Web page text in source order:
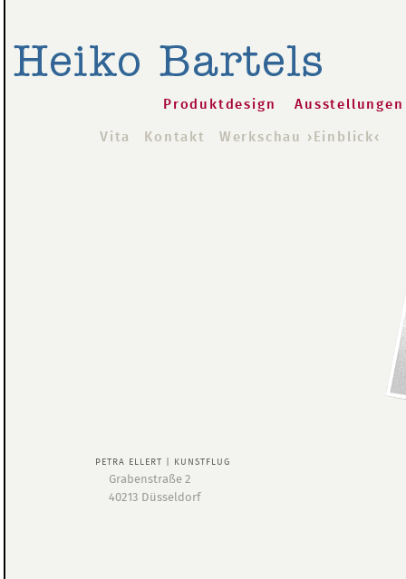
Vita Kontakt Werkschau ›Einblick‹
Produktdesign Ausstellungen
PETRA ELLERT | KUNSTFLUG
Grabenstraße 2
40213 Düsseldorf